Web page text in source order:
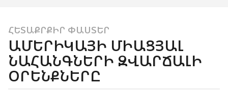
1
4
տ
ա
ր
ՀԵՏԱՔՐՔԻՐ ՓԱՍՏԵՐ
ԱՄԵՐԻԿԱՅԻ ՄԻԱՑՅԱԼ
ՆԱՀԱՆԳՆԵՐԻ ԶՎԱՐՃԱԼԻ
ՕՐԵՆՔՆԵՐԸ